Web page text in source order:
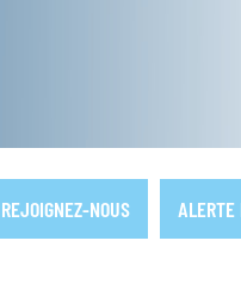
REJOIGNEZ-NOUS